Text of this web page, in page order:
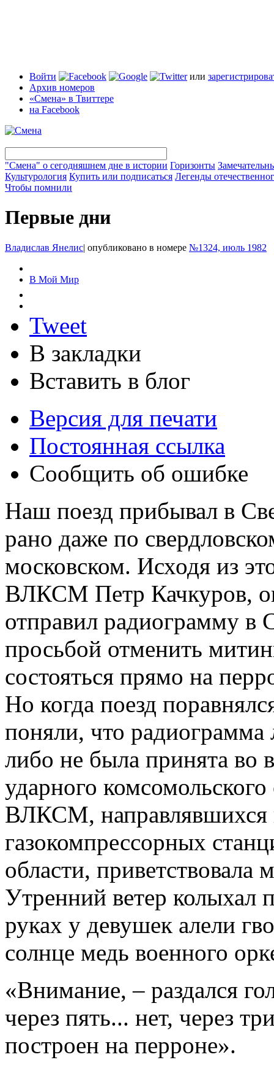
Войти или
Архив номеров
«Смена» в Твиттере
на Facebook
"Смена" о сегодняшнем дне в истории Горизонты
Культурология Купить или подписаться Легенды
Чтобы помнили
Первые дни
Владислав Янелис| опубликовано в номере №1324, июль 1982
В Мой Мир
Tweet
В закладки
Вставить в блог
Версия для печати
Постоянная ссылка
Сообщить об ошибке
Наш поезд прибывал в
рано даже по
московском. Исходя из
ВЛКСМ Петр Качкуров,
отправил радиограмму
просьбой отменить
состояться прямо на
Но когда поезд
поняли, что радиограмма
либо не была принята во
ударного
ВЛКСМ, направлявшихся
газокомпрессорных
области, приветствовала
Утренний ветер колыхал
руках у девушек алели
солнце медь военного
«Внимание, – раздался
через пять... нет, через
построен на перроне».